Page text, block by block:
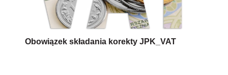
Obowiązek składania korekty JPK_VAT